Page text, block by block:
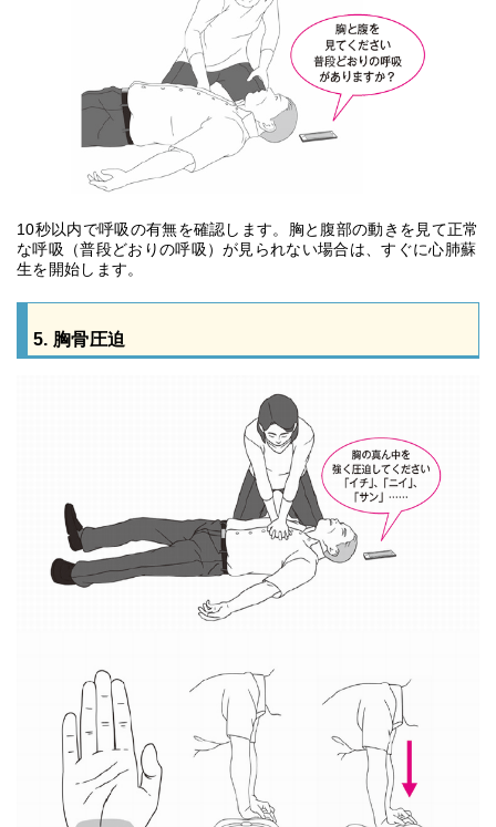
10秒以内で呼吸の有無を確認します。胸と腹部の動きを見て正常
な呼吸（普段どおりの呼吸）が見られない場合は、すぐに心肺蘇
生を開始します。
5. 胸骨圧迫